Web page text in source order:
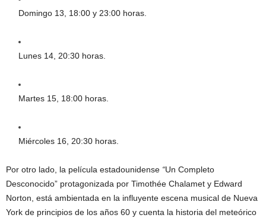
Domingo 13, 18:00 y 23:00 horas.
Lunes 14, 20:30 horas.
Martes 15, 18:00 horas.
Miércoles 16, 20:30 horas.
Por otro lado, la película estadounidense “Un Completo
Desconocido” protagonizada por Timothée Chalamet y Edward
Norton, está ambientada en la influyente escena musical de Nueva
York de principios de los años 60 y cuenta la historia del meteórico